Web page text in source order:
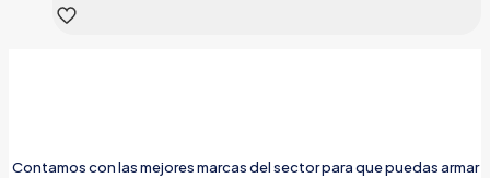
Contamos con las mejores marcas del sector para que puedas armar